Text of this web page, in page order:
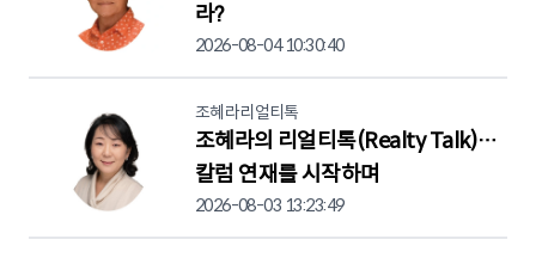
라?
2026-08-04 10:30:40
조혜라리얼티톡
조혜라의 리얼티톡(Realty Talk)…
칼럼 연재를 시작하며
2026-08-03 13:23:49